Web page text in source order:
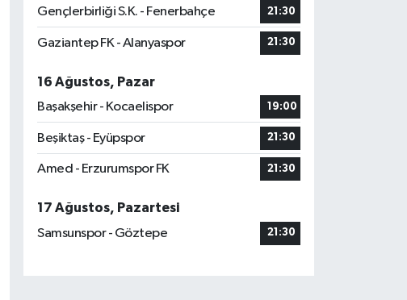
Gençlerbirliği S.K. - Fenerbahçe 21:30
Gaziantep FK - Alanyaspor 21:30
16 Ağustos, Pazar
Başakşehir - Kocaelispor
19:00
Beşiktaş - Eyüpspor 21:30
Amed - Erzurumspor FK 21:30
17 Ağustos, Pazartesi
Samsunspor - Göztepe
21:30